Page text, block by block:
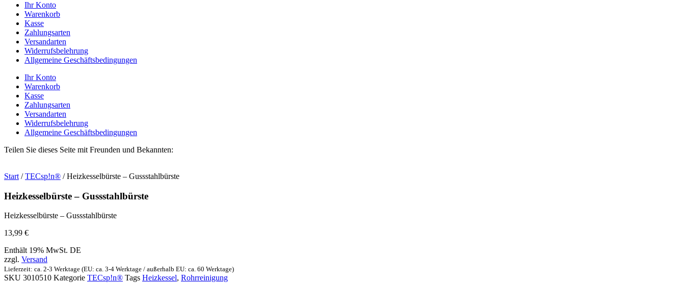
Ihr Konto
Warenkorb
Kasse
Zahlungsarten
Versandarten
Widerrufsbelehrung
Allgemeine Geschäftsbedingungen
Ihr Konto
Warenkorb
Kasse
Zahlungsarten
Versandarten
Widerrufsbelehrung
Allgemeine Geschäftsbedingungen
Teilen Sie dieses Seite mit Freunden und Bekannten:
Start /TECsp!n® / Heizkesselbürste – Gussstahlbürste
Heizkesselbürste – Gussstahlbürste
Heizkesselbürste – Gussstahlbürste
13,99 €
Enthält 19% MwSt. DE
zzgl. Versand
Lieferzeit: ca. 2-3 Werktage (EU: ca. 3-4 Werktage / außerhalb EU: ca. 60 Werktage)
SKU 3010510 Kategorie TECsp!n® Tags Heizkessel, Rohrreinigung